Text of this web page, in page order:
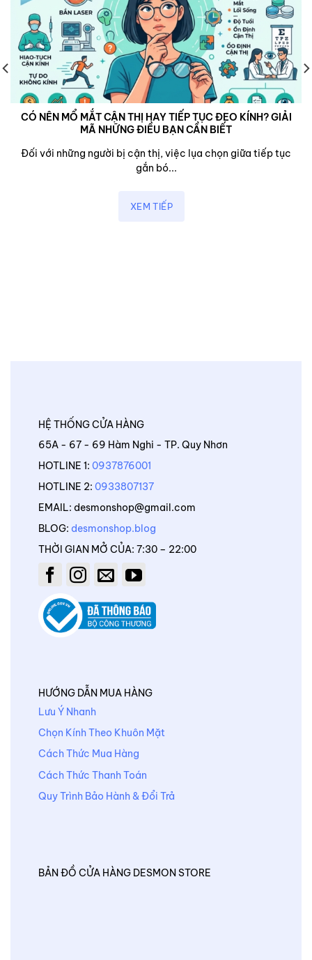
CÓ NÊN MỔ MẮT CẬN THỊ HAY TIẾP TỤC ĐEO KÍNH? GIẢI
MÃ NHỮNG ĐIỀU BẠN CẦN BIẾT
Đối với những người bị cận thị, việc lụa chọn giữa tiếp tục
gắn bó...
XEM TIẾP
HỆ THỐNG CỬA HÀNG
65A - 67 - 69 Hàm Nghi - TP. Quy Nhơn
HOTLINE 1: 0937876001
HOTLINE 2: 0933807137
EMAIL: desmonshop@gmail.com
BLOG: desmonshop.blog
THỜI GIAN MỞ CỦA: 7:30 – 22:00
HƯỚNG DẪN MUA HÀNG
Lưu Ý Nhanh
Chọn Kính Theo Khuôn Mặt
Cách Thức Mua Hàng
Cách Thức Thanh Toán
Quy Trình Bảo Hành & Đổi Trả
BẢN ĐỒ CỬA HÀNG DESMON STORE